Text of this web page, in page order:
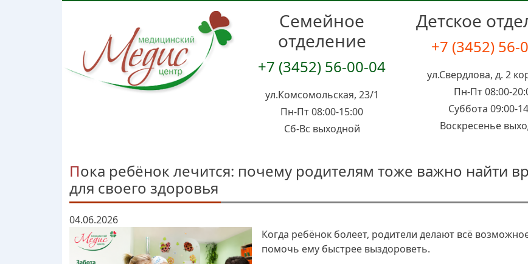
Семейное
отделение
+7 (3452) 56-00-04
ул.Комсомольская, 23/1
Пн-Пт 08:00-15:00
Сб-Вс выходной
Детское
+7 (3452) 56-
ул.Свердлова, д. 2
Пн-Пт 08:00-
Суббота 09:00-
Воскресенье
Пока ребёнок лечится: почему родителям тоже важно найти время
для своего здоровья
04.06.2026
Когда ребёнок болеет, родители делают всё
помочь ему быстрее выздороветь.